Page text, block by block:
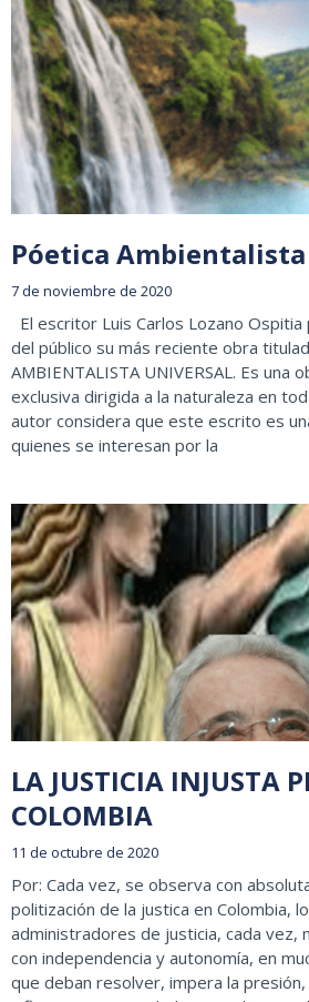
Póetica
7 de noviembre de 2020
El escritor Luis Carlos Lozano
del público su más reciente obra
AMBIENTALISTA UNIVERSAL. Es una
exclusiva dirigida a la naturaleza en
autor considera que este escrito es
quienes se interesan por la
LA JUSTICIA INJUSTA
COLOMBIA
11 de octubre de 2020
Por: Cada vez, se observa con
politización de la justica en Colombia,
administradores de justicia, cada vez,
con independencia y autonomía, en
que deban resolver, impera la